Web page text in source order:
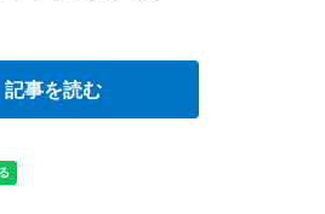
記事を読む